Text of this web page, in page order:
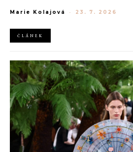
horách. Ranní koupání v lomu. Výlet
Marie Kolajová - 23. 7. 2026
ČLÁNEK